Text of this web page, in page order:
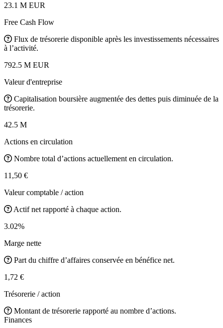
23.1 M EUR
Free Cash Flow
Flux de trésorerie disponible après les investissements nécessaires
à l’activité.
792.5 M EUR
Valeur d'entreprise
Capitalisation boursière augmentée des dettes puis diminuée de la
trésorerie.
42.5 M
Actions en circulation
Nombre total d’actions actuellement en circulation.
11,50 €
Valeur comptable / action
Actif net rapporté à chaque action.
3.02%
Marge nette
Part du chiffre d’affaires conservée en bénéfice net.
1,72 €
Trésorerie / action
Montant de trésorerie rapporté au nombre d’actions.
Finances